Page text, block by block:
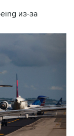
из-за